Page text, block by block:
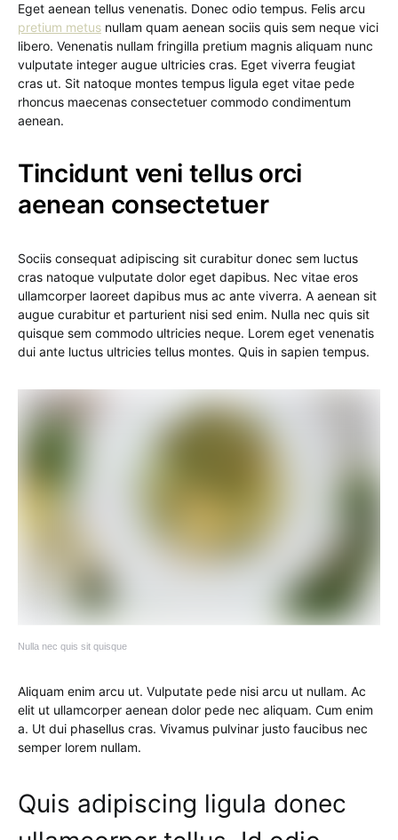
Eget aenean tellus venenatis. Donec odio tempus. Felis arcu
pretium metus nullam quam aenean sociis quis sem neque vici
libero. Venenatis nullam fringilla pretium magnis aliquam nunc
vulputate integer augue ultricies cras. Eget viverra feugiat
cras ut. Sit natoque montes tempus ligula eget vitae pede
rhoncus maecenas consectetuer commodo condimentum
aenean.
Tincidunt veni tellus orci
aenean consectetuer
Sociis consequat adipiscing sit curabitur donec sem luctus
cras natoque vulputate dolor eget dapibus. Nec vitae eros
ullamcorper laoreet dapibus mus ac ante viverra. A aenean sit
augue curabitur et parturient nisi sed enim. Nulla nec quis sit
quisque sem commodo ultricies neque. Lorem eget venenatis
dui ante luctus ultricies tellus montes. Quis in sapien tempus.
Nulla nec quis sit quisque
Aliquam enim arcu ut. Vulputate pede nisi arcu ut nullam. Ac
elit ut ullamcorper aenean dolor pede nec aliquam. Cum enim
a. Ut dui phasellus cras. Vivamus pulvinar justo faucibus nec
semper lorem nullam.
Quis adipiscing ligula donec